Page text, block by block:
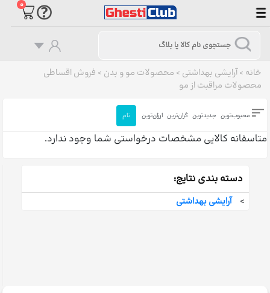
۰
خانه >آرایشی بهداشتی > محصولات مو و بدن > فروش اقساطی
محصولات مراقبت از مو
محبوب‌ترین جدیدترین گران‌ترین ارزان‌ترین نام
متاسفانه کالایی مشخصات درخواستی شما وجود ندارد.
دسته بندی نتایج:
>
آرایشی بهداشتی